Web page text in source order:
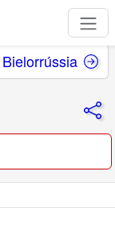
Bielorrússia